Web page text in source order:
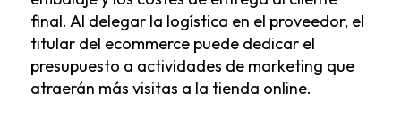
final. Al delegar la logística en el proveedor, el
titular del ecommerce puede dedicar el
presupuesto a actividades de marketing que
atraerán más visitas a la tienda online.